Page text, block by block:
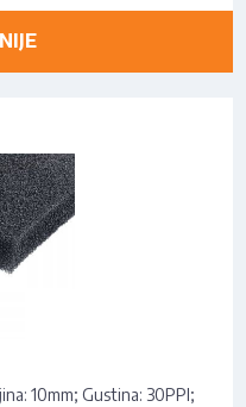
10mm; Gustina: 30PPI;